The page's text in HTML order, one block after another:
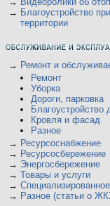
→ Благоустройство
территории
→ Ремонт и
Ремонт
Уборка
Дороги, парковка
Благоустройство
Кровля и фасад
Разное
→ Ресурсоснабжение
→ Ресурсосбережение
→ Энергосбережение
→ Товары и услуги
→
→ Разное (статьи о